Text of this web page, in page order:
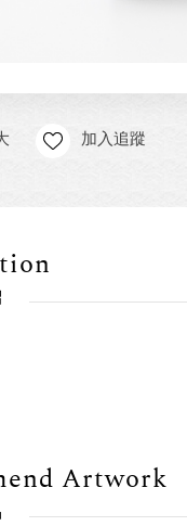
加入追蹤
Artwork